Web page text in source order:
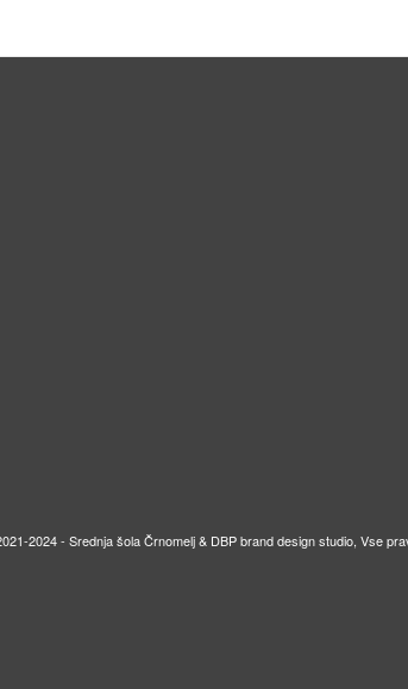
2024 - Srednja šola Črnomelj & DBP brand design studio, Vse